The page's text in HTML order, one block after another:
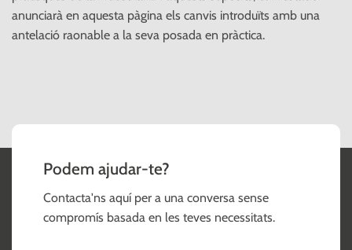
anunciarà en aquesta pàgina els canvis introduïts amb una
antelació raonable a la seva posada en pràctica.
Podem ajudar-te?
Contacta'ns aquí per a una conversa sense
compromís basada en les teves necessitats.